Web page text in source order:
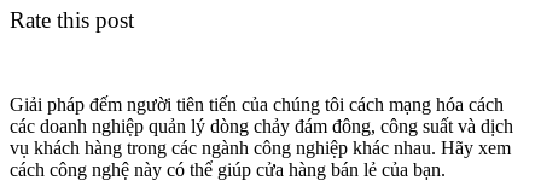
Rate this post
Giải pháp đếm người tiên tiến của chúng tôi cách mạng hóa cách
các doanh nghiệp quản lý dòng chảy đám đông, công suất và dịch
vụ khách hàng trong các ngành công nghiệp khác nhau. Hãy xem
cách công nghệ này có thể giúp cửa hàng bán lẻ của bạn.